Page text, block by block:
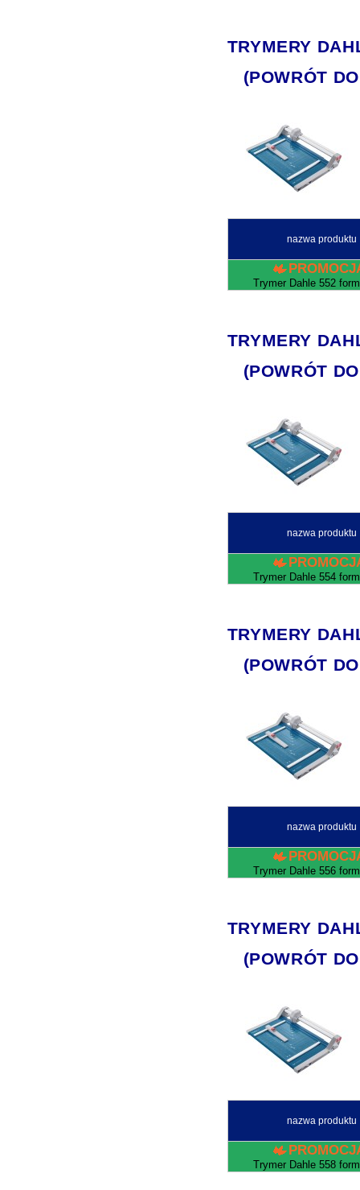
TRYMERY
(POWRÓT
nazwa produktu
Trymer Dahle 552
TRYMERY
(POWRÓT
nazwa produktu
Trymer Dahle 554
TRYMERY
(POWRÓT
nazwa produktu
Trymer Dahle 556
TRYMERY
(POWRÓT
nazwa produktu
Trymer Dahle 558